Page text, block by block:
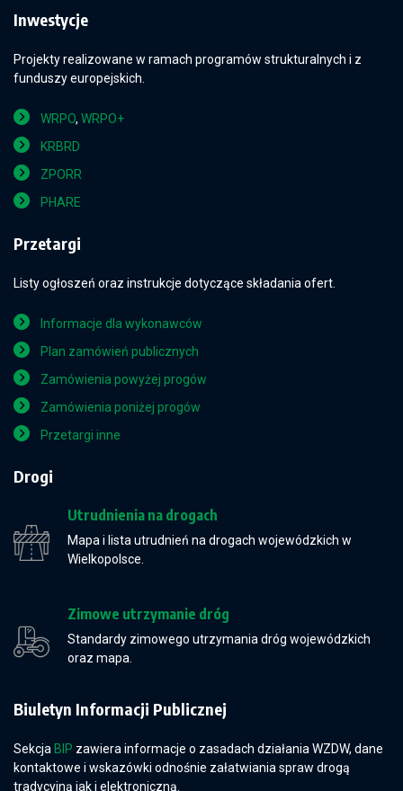
Inwestycje
Projekty realizowane w ramach programów strukturalnych i z
funduszy europejskich.
WRPO, WRPO+
KRBRD
ZPORR
PHARE
Przetargi
Listy ogłoszeń oraz instrukcje dotyczące składania ofert.
Informacje dla wykonawców
Plan zamówień publicznych
Zamówienia powyżej progów
Zamówienia poniżej progów
Przetargi inne
Drogi
Utrudnienia na drogach
Mapa i lista utrudnień na drogach wojewódzkich w
Wielkopolsce.
Zimowe utrzymanie dróg
Standardy zimowego utrzymania dróg wojewódzkich
oraz mapa.
Biuletyn Informacji Publicznej
Sekcja BIP zawiera informacje o zasadach działania WZDW, dane
kontaktowe i wskazówki odnośnie załatwiania spraw drogą
tradycyjną jak i elektroniczną.